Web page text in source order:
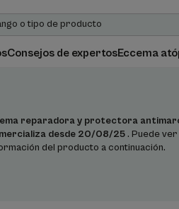
Consejos de expertosEccema
reparadora y protectora
desde 20/08/25 . Puede
del producto a continuación.